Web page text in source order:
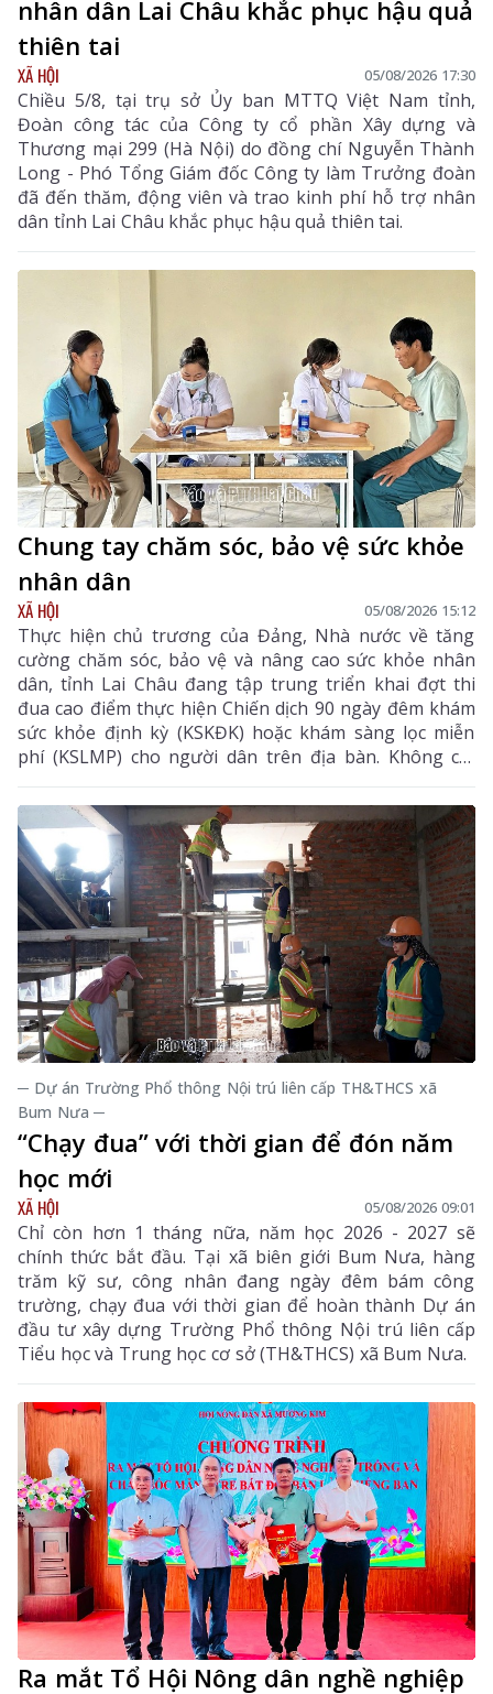
nhân dân Lai Châu khắc phục hậu quả
thiên tai
XÃ HỘI 05/08/2026 17:30
Chiều 5/8, tại trụ sở Ủy ban MTTQ Việt Nam tỉnh,
Đoàn công tác của Công ty cổ phần Xây dựng và
Thương mại 299 (Hà Nội) do đồng chí Nguyễn Thành
Long - Phó Tổng Giám đốc Công ty làm Trưởng đoàn
đã đến thăm, động viên và trao kinh phí hỗ trợ nhân
dân tỉnh Lai Châu khắc phục hậu quả thiên tai.
Chung tay chăm sóc, bảo vệ sức khỏe
nhân dân
XÃ HỘI 05/08/2026 15:12
Thực hiện chủ trương của Đảng, Nhà nước về tăng
cường chăm sóc, bảo vệ và nâng cao sức khỏe nhân
dân, tỉnh Lai Châu đang tập trung triển khai đợt thi
đua cao điểm thực hiện Chiến dịch 90 ngày đêm khám
sức khỏe định kỳ (KSKĐK) hoặc khám sàng lọc miễn
phí (KSLMP) cho người dân trên địa bàn. Không chỉ
góp phần phát hiện sớm bệnh tật, nâng cao chất
lượng chăm sóc sức khỏe (CSSK) ban đầu, chương
trình còn lan tỏa tinh thần trách nhiệm, y đức và sự
tận tâm của đội ngũ cán bộ y tế, hướng tới mục tiêu
mọi người dân đều được tiếp cận dịch vụ y tế công
bằng, chất lượng và nhân văn.
─ Dự án Trường Phổ thông Nội trú liên cấp TH&THCS xã
Bum Nưa ─
“Chạy đua” với thời gian để đón năm
học mới
XÃ HỘI 05/08/2026 09:01
Chỉ còn hơn 1 tháng nữa, năm học 2026 - 2027 sẽ
chính thức bắt đầu. Tại xã biên giới Bum Nưa, hàng
trăm kỹ sư, công nhân đang ngày đêm bám công
trường, chạy đua với thời gian để hoàn thành Dự án
đầu tư xây dựng Trường Phổ thông Nội trú liên cấp
Tiểu học và Trung học cơ sở (TH&THCS) xã Bum Nưa.
Ra mắt Tổ Hội Nông dân nghề nghiệp